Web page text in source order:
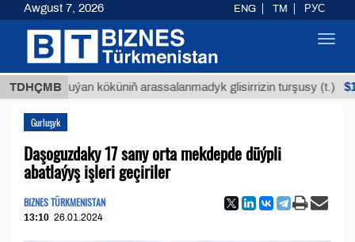
TDHÇMB
Buýan köküniň arassalanmadyk glisirrizin turşusy (t.)
Gurluşyk
Daşoguzdaky 17 sany orta mekdepde düýpli
abatlaýyş işleri geçiriler
BIZNES TÜRKMENISTAN
13:10 26.01.2024
Awgust 7, 2026 ENG TM РУС